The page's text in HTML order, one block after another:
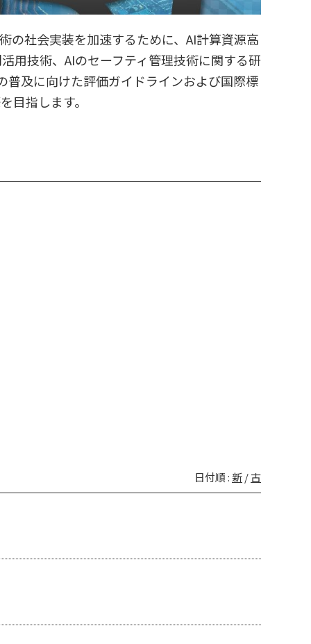
の社会実装を加速するために、AI計算資源高
用技術、AIのセーフティ管理技術に関する研
普及に向けた評価ガイドラインおよび国際標
目指します。
日付順 : 新/古